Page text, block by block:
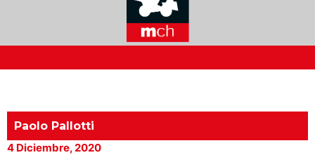
Actualidad Minera
Minería Superficie
Paolo Pallotti
4 Diciembre, 2020